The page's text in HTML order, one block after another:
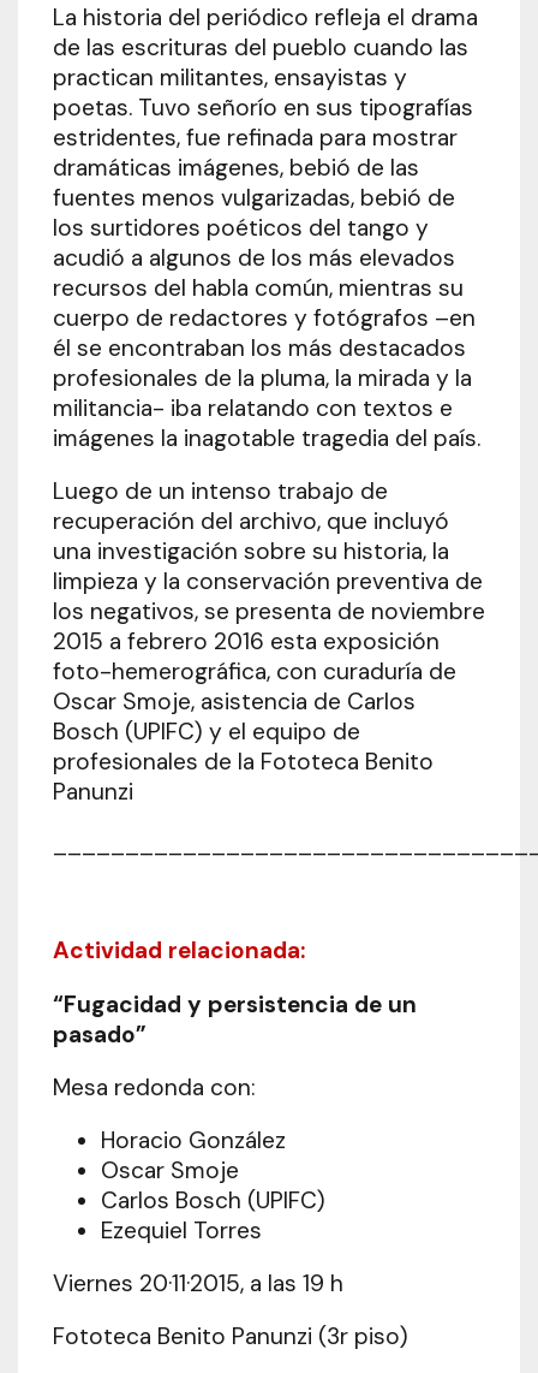
La historia del periódico refleja el drama
de las escrituras del pueblo cuando las
practican militantes, ensayistas y
poetas. Tuvo señorío en sus tipografías
estridentes, fue refinada para mostrar
dramáticas imágenes, bebió de las
fuentes menos vulgarizadas, bebió de
los surtidores poéticos del tango y
acudió a algunos de los más elevados
recursos del habla común, mientras su
cuerpo de redactores y fotógrafos –en
él se encontraban los más destacados
profesionales de la pluma, la mirada y la
militancia- iba relatando con textos e
imágenes la inagotable tragedia del país.
Luego de un intenso trabajo de
recuperación del archivo, que incluyó
una investigación sobre su historia, la
limpieza y la conservación preventiva de
los negativos, se presenta de noviembre
2015 a febrero 2016 esta exposición
foto-hemerográfica, con curaduría de
Oscar Smoje, asistencia de Carlos
Bosch (UPIFC) y el equipo de
profesionales de la Fototeca Benito
Panunzi
Actividad relacionada:
“Fugacidad y persistencia de un
pasado”
Mesa redonda con:
Horacio González
Oscar Smoje
Carlos Bosch (UPIFC)
Ezequiel Torres
Viernes 20·11·2015, a las 19 h
Fototeca Benito Panunzi (3r piso)